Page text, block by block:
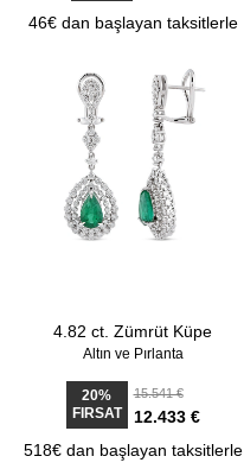
46€ dan başlayan taksitlerle
4.82 ct. Zümrüt Küpe
Altın ve Pırlanta
20%
FIRSAT
15.541 €
12.433 €
518€ dan başlayan taksitlerle